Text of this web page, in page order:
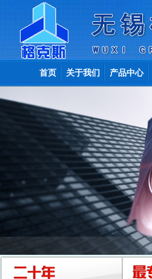
首页 关于我们 产品中心